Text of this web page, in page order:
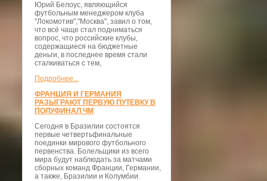
Юрий Белоус, являющийся
футбольным менеджером клуба
"Локомотив","Москва", завил о том,
что всё чаще стал подниматься
вопрос, что российские клубы,
содержащиеся на бюджетные
деньги, в последнее время стали
сталкиваться с тем,
Подробнее...
ФРАНЦИЯ И ГЕРМАНИЯ
РАЗЫГРАЮТ ПЕРВУЮ ПУТЕВКУ В
ПОЛУФИНАЛ ЧМ
Сегодня в Бразилии состоятся
первые четвертьфинальные
поединки мирового футбольного
первенства. Болельщики из всего
мира будут наблюдать за матчами
сборных команд Франции, Германии,
а также, Бразилии и Колумбии.